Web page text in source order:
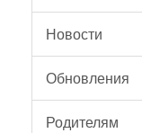
Новости
Обновления
Родителям